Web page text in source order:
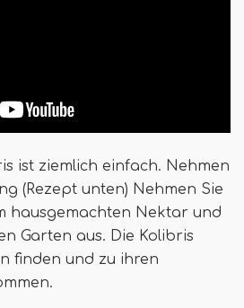
ist ziemlich einfach. Nehmen
(Rezept unten) Nehmen Sie
hausgemachten Nektar und
Garten aus. Die Kolibris
finden und zu ihren